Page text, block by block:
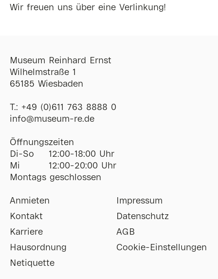
Wir freuen uns über eine Verlinkung!
Museum Reinhard Ernst
Wilhelmstraße 1
65185 Wiesbaden
T.: +49 (0)611 763 8888 0
ofni@museum-re de
Öffnungszeiten
Di-So
12:00-18:00 Uhr
Mi
12:00-20:00 Uhr
Montags geschlossen
Anmieten
Kontakt
Karriere
Hausordnung
Netiquette
Impressum
Datenschutz
AGB
Cookie-Einstellungen